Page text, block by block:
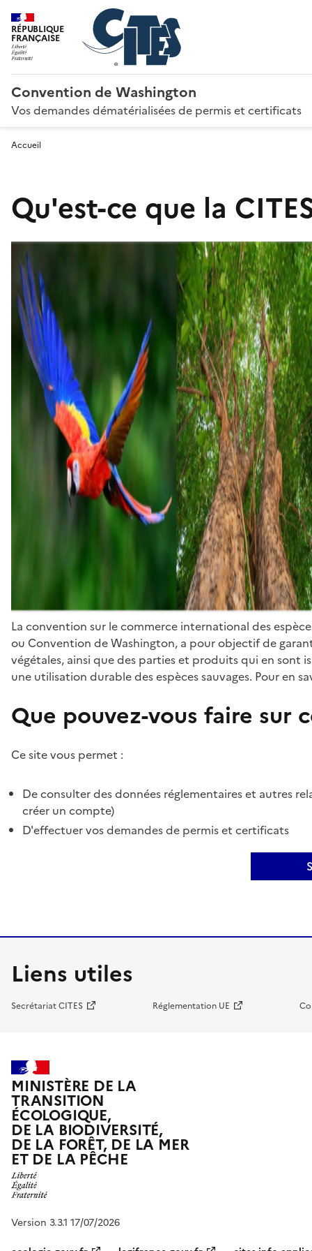
RÉPUBLIQUE
FRANÇAISE
Convention de Washington
Vos demandes dématérialisées de permis et certificats
Accueil
Qu'est-ce que la
La convention sur le commerce international des
ou Convention de Washington, a pour objectif de
végétales, ainsi que des parties et produits qui en sont
une utilisation durable des espèces sauvages. Pour en
Que pouvez-vous faire sur
Ce site vous permet :
De consulter des données réglementaires et autres
créer un compte)
D'effectuer vos demandes de permis et certificats
Liens utiles
Secrétariat CITES Réglementation UE
MINISTÈRE DE LA
TRANSITION
ÉCOLOGIQUE,
DE LA BIODIVERSITÉ,
DE LA FORÊT, DE LA MER
ET DE LA PÊCHE
Version 3.3.1 17/07/2026